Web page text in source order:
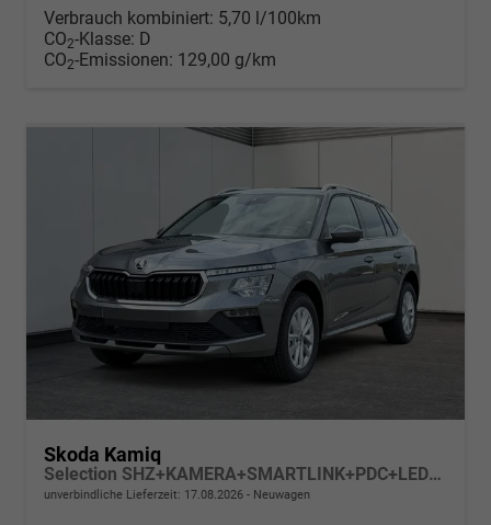
Verbrauch kombiniert: 5,70 l/100km
CO2-Klasse: D
CO2-Emissionen: 129,00 g/km
Skoda Kamiq
Selection SHZ+KAMERA+SMARTLINK+PDC+LED+16" ALU
unverbindliche Lieferzeit: 17.08.2026 Neuwagen